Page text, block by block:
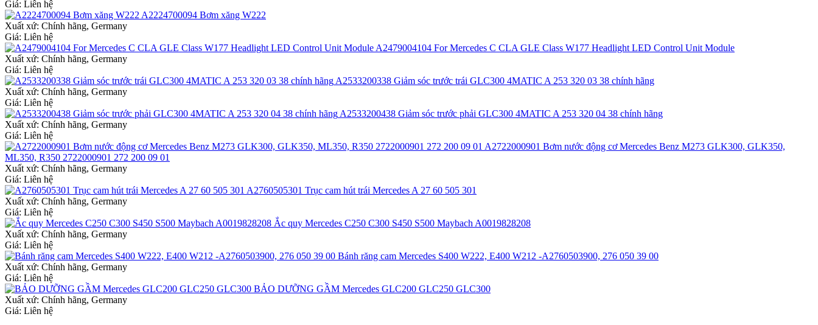
Giá: Liên hệ
A2224700094 Bơm xăng W222
Xuất xứ: Chính hãng, Germany
Giá: Liên hệ
A2479004104 For Mercedes C CLA GLE Class W177 Headlight LED Control Unit Module
Xuất xứ: Chính hãng, Germany
Giá: Liên hệ
A2533200338 Giảm sóc trước trái GLC300 4MATIC A 253 320 03 38 chính hãng
Xuất xứ: Chính hãng, Germany
Giá: Liên hệ
A2533200438 Giảm sóc trước phải GLC300 4MATIC A 253 320 04 38 chính hãng
Xuất xứ: Chính hãng, Germany
Giá: Liên hệ
A2722000901 Bơm nước động cơ Mercedes Benz M273 GLK300, GLK350,
ML350, R350 2722000901 272 200 09 01
Xuất xứ: Chính hãng, Germany
Giá: Liên hệ
A2760505301 Trục cam hút trái Mercedes A 27 60 505 301
Xuất xứ: Chính hãng, Germany
Giá: Liên hệ
Ắc quy Mercedes C250 C300 S450 S500 Maybach A0019828208
Xuất xứ: Chính hãng, Germany
Giá: Liên hệ
Bánh răng cam Mercedes S400 W222, E400 W212 -A2760503900, 276 050 39 00
Xuất xứ: Chính hãng, Germany
Giá: Liên hệ
BẢO DƯỠNG GẦM Mercedes GLC200 GLC250 GLC300
Xuất xứ: Chính hãng, Germany
Giá: Liên hệ